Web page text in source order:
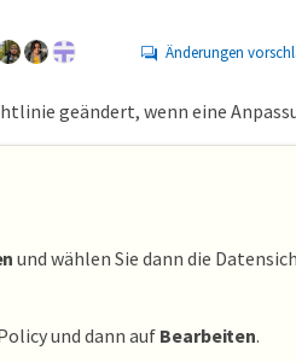
Änderungen
geändert, wenn eine
und wählen Sie dann die
und dann auf Bearbeiten.